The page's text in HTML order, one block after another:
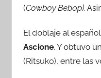
(Cowboy Bebop).
El doblaje al
Ascione. Y obtuvo
(Ritsuko), entre las